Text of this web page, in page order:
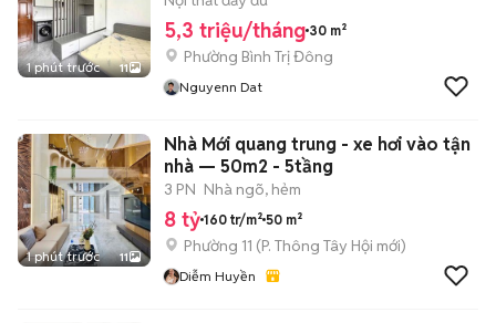
1 phút trước 11
5,3 triệu/tháng 30 m²
Phường Bình Trị Đông
Nguyenn Dat
1 phút trước 11
Nhà Mới quang trung - xe hơi vào tận
nhà — 50m2 - 5tầng
3 PN Nhà ngõ, hẻm
8 tỷ 160 tr/m² 50 m²
Phường 11 (P. Thông Tây Hội mới)
Diễm Huyền